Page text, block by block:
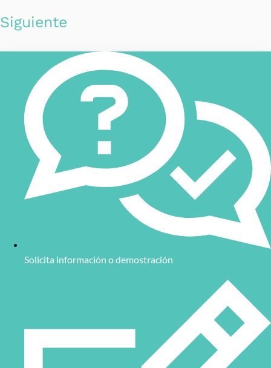
Siguiente
Solicita información o demostración